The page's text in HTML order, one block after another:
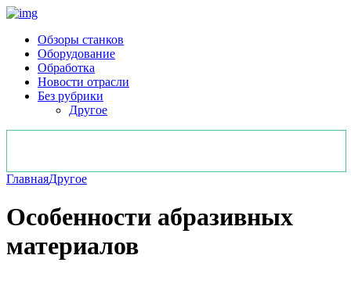
Обзоры станков
Оборудование
Обработка
Новости отрасли
Без рубрики
Другое
ГлавнаяДругое
Особенности абразивных
материалов